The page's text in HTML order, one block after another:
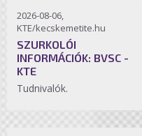
2026-08-06,
KTE/kecskemetite.hu
SZURKOLÓI
INFORMÁCIÓK: BVSC -
KTE
Tudnivalók.